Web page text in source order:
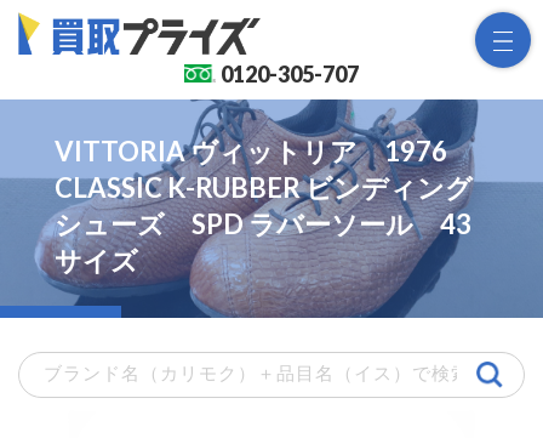
0120-305-707
VITTORIA ヴィットリア 1976
CLASSIC K-RUBBER ビンディング
シューズ SPD ラバーソール 43
サイズ